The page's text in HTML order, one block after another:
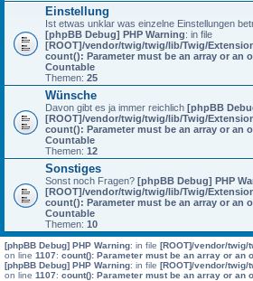
Einstellung
Ist etwas unklar was einzelne Einstellungen
[phpBB Debug] PHP Warning: in file
[ROOT]/vendor/twig/twig/lib/Twig/
count(): Parameter must be an array or an
Countable
Themen: 25
Wünsche
Davon gibt es ja immer reichlich [phpBB
[ROOT]/vendor/twig/twig/lib/Twig/
count(): Parameter must be an array or an
Countable
Themen: 12
Sonstiges
Sonst noch Fragen? [phpBB Debug] PHP
[ROOT]/vendor/twig/twig/lib/Twig/
count(): Parameter must be an array or an
Countable
Themen: 10
[phpBB Debug] PHP Warning: in file [ROOT]/vendor/twig/
on line 1107: count(): Parameter must be an array or an
[phpBB Debug] PHP Warning: in file [ROOT]/vendor/twig/
on line 1107: count(): Parameter must be an array or an